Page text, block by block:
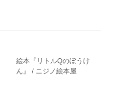
絵本『リトルQのぼうけ
ん』 / ニジノ絵本屋